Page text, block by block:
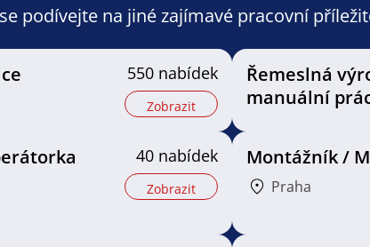
podívejte na jiné zajímavé pracovní
550 nabídek
Zobrazit
Řemeslná
manuální
40 nabídek
Zobrazit
Montážník /
Praha